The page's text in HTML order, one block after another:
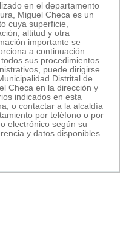
en el departamento
Miguel Checa es un
cuya superficie,
altitud y otra
importante se
a continuación.
todos sus procedimientos
puede dirigirse
Distrital de
Checa en la dirección y
indicados en esta
o contactar a la alcaldía
por teléfono o por
electrónico según su
y datos disponibles.